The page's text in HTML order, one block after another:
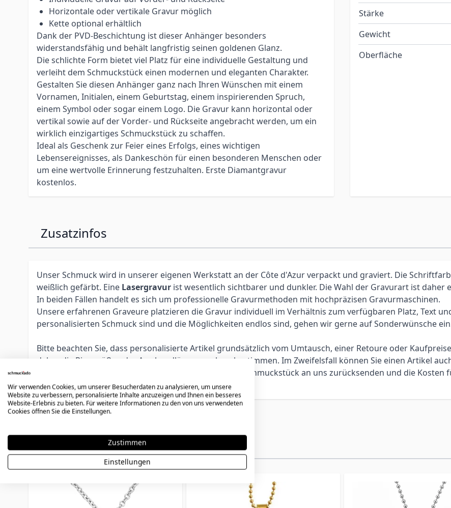
Horizontale oder vertikale Gravur möglich
Kette optional erhältlich
Dank der PVD-Beschichtung ist dieser Anhänger besonders
widerstandsfähig und behält langfristig seinen goldenen Glanz.
Die schlichte Form bietet viel Platz für eine individuelle Gestaltung und
verleiht dem Schmuckstück einen modernen und eleganten Charakter.
Gestalten Sie diesen Anhänger ganz nach Ihren Wünschen mit einem
Vornamen, Initialen, einem Geburtstag, einem inspirierenden Spruch,
einem Symbol oder sogar einem Logo. Die Gravur kann horizontal oder
vertikal sowie auf der Vorder- und Rückseite angebracht werden, um ein
wirklich einzigartiges Schmuckstück zu schaffen.
Ideal als Geschenk zur Feier eines Erfolgs, eines wichtigen
Lebensereignisses, als Dankeschön für einen besonderen Menschen oder
um eine wertvolle Erinnerung festzuhalten. Erste Diamantgravur
kostenlos.
Stärke
Gewicht
Oberfläche
Zusatzinfos
Unser Schmuck wird in unserer eigenen Werkstatt an der Côte d'Azur verpackt und graviert. Die
weißlich gefärbt. Eine Lasergravur ist wesentlich sichtbarer und dunkler. Die Wahl der Gravurart ist daher
In beiden Fällen handelt es sich um professionelle Gravurmethoden mit hochpräzisen Gravurmaschinen.
Unsere erfahrenen Graveure platzieren die Gravur individuell im Verhältnis zum verfügbaren Platz, Text
personalisierten Schmuck sind und die Möglichkeiten endlos sind, gehen wir gerne auf Sonderwünsche
Bitte beachten Sie, dass personalisierte Artikel grundsätzlich vom Umtausch, einer Retoure oder
daher die Ringgröße oder Armbandlänge vorab zu bestimmen. Im Zweifelsfall können Sie einen Artikel
personalisieren lassen. In diesem Fall müssen Sie das Schmuckstück an uns zurücksenden und die
übernehmen.
Weitere Varianten
Wir verwenden Cookies, um unserer Besucherdaten zu analysieren, um unsere
Website zu verbessern, personalisierte Inhalte anzuzeigen und Ihnen ein besseres
Website-Erlebnis zu bieten. Für weitere Informationen zu den von uns verwendeten
Cookies öffnen Sie die Einstellungen.
Zustimmen
Einstellungen